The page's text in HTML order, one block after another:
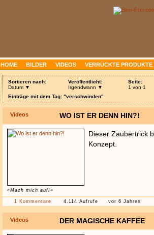
HOME BILDER VIDEOS VERRÜCKTE PRODUKTE
Sortieren nach:
Datum ▼
Veröffentlicht:
Irgendwann ▼
Seite:
1 von 1
Einträge mit dem Tag: "verschwinden"
Videos WO IST ER DENN HIN?!
«Mach mich auf!»
Dieser Zaubertrick
Konzept.
1 Kommentare 4.114 Aufrufe vor 6 Jahren
Videos DER MAGISCHE KAFFEE